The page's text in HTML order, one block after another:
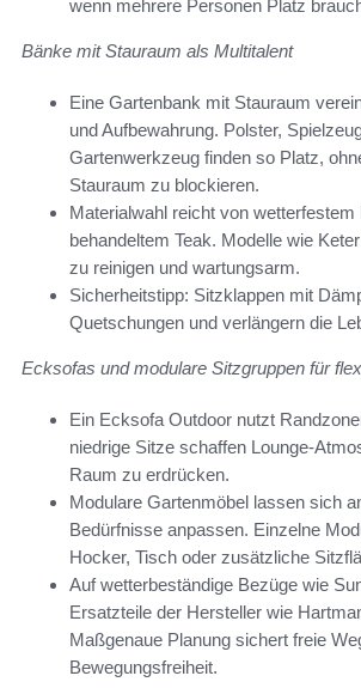
wenn mehrere Personen Platz
Bänke mit Stauraum als Multitalent
Eine Gartenbank mit Stauraum
und Aufbewahrung. Polster,
Gartenwerkzeug finden so Platz,
Stauraum zu blockieren.
Materialwahl reicht von
behandeltem Teak. Modelle wie
zu reinigen und wartungsarm.
Sicherheitstipp: Sitzklappen mit
Quetschungen und verlängern die
Ecksofas und modulare Sitzgruppen für
Ein Ecksofa Outdoor nutzt
niedrige Sitze schaffen Lounge-
Raum zu erdrücken.
Modulare Gartenmöbel lassen sich
Bedürfnisse anpassen. Einzelne
Hocker, Tisch oder zusätzliche
Auf wetterbeständige Bezüge wie
Ersatzteile der Hersteller wie
Maßgenaue Planung sichert freie
Bewegungsfreiheit.